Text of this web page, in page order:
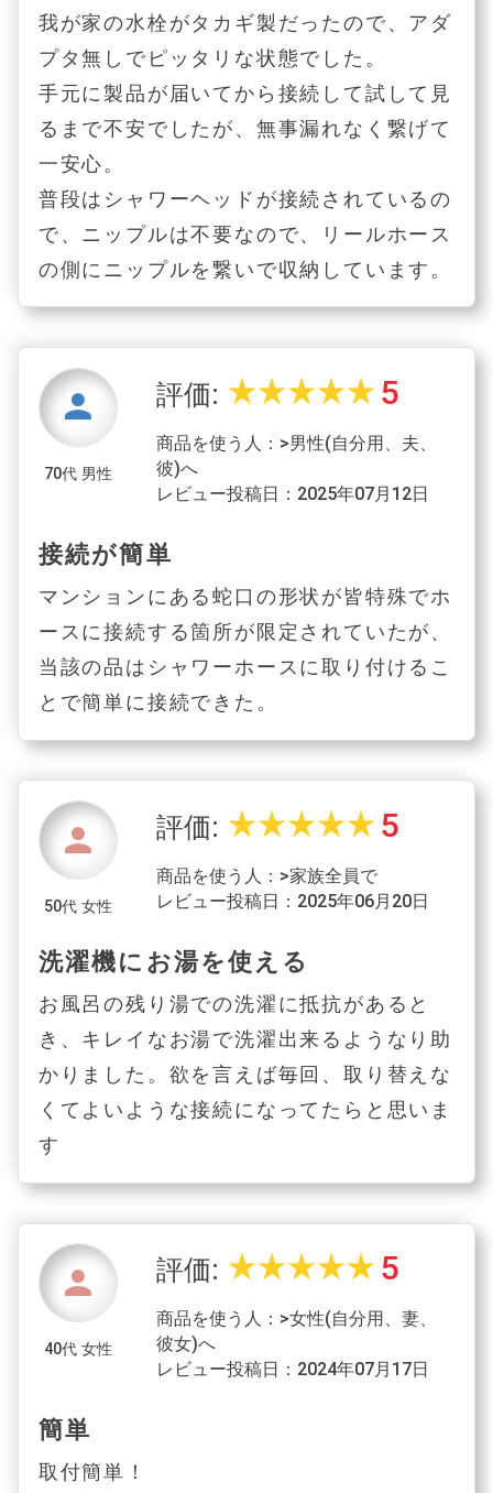
我が家の水栓がタカギ製だったので、アダ
プタ無しでピッタリな状態でした。
手元に製品が届いてから接続して試して見
るまで不安でしたが、無事漏れなく繋げて
一安心。
普段はシャワーヘッドが接続されているの
で、ニップルは不要なので、リールホース
の側にニップルを繋いで収納しています。
person
70代 男性
評価: star_ratestar_ratestar_ratestar_ratestar_rate 5
商品を使う人：>男性(自分用、夫、
彼)へ
レビュー投稿日：2025年07月12日
接続が簡単
マンションにある蛇口の形状が皆特殊でホ
ースに接続する箇所が限定されていたが、
当該の品はシャワーホースに取り付けるこ
とで簡単に接続できた。
person
50代 女性
評価: star_ratestar_ratestar_ratestar_ratestar_rate 5
商品を使う人：>家族全員で
レビュー投稿日：2025年06月20日
洗濯機にお湯を使える
お風呂の残り湯での洗濯に抵抗があると
き、キレイなお湯で洗濯出来るようなり助
かりました。欲を言えば毎回、取り替えな
くてよいような接続になってたらと思いま
す
person
40代 女性
評価: star_ratestar_ratestar_ratestar_ratestar_rate 5
商品を使う人：>女性(自分用、妻、
彼女)へ
レビュー投稿日：2024年07月17日
簡単
取付簡単！